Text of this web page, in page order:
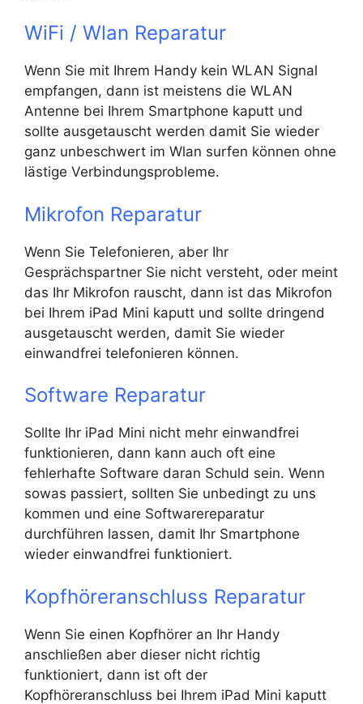
WiFi / Wlan Reparatur
Wenn Sie mit Ihrem Handy kein WLAN Signal
empfangen, dann ist meistens die WLAN
Antenne bei Ihrem Smartphone kaputt und
sollte ausgetauscht werden damit Sie wieder
ganz unbeschwert im Wlan surfen können ohne
lästige Verbindungsprobleme.
Mikrofon Reparatur
Wenn Sie Telefonieren, aber Ihr
Gesprächspartner Sie nicht versteht, oder meint
das Ihr Mikrofon rauscht, dann ist das Mikrofon
bei Ihrem iPad Mini kaputt und sollte dringend
ausgetauscht werden, damit Sie wieder
einwandfrei telefonieren können.
Software Reparatur
Sollte Ihr iPad Mini nicht mehr einwandfrei
funktionieren, dann kann auch oft eine
fehlerhafte Software daran Schuld sein. Wenn
sowas passiert, sollten Sie unbedingt zu uns
kommen und eine Softwarereparatur
durchführen lassen, damit Ihr Smartphone
wieder einwandfrei funktioniert.
Kopfhöreranschluss Reparatur
Wenn Sie einen Kopfhörer an Ihr Handy
anschließen aber dieser nicht richtig
funktioniert, dann ist oft der
Kopfhöreranschluss bei Ihrem iPad Mini kaputt